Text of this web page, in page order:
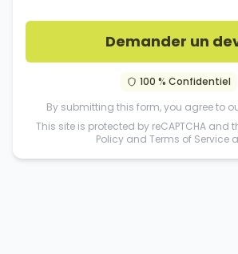
Demander un
100 % Confidentiel
By submitting this form, you agree to
This site is protected by reCAPTCHA and
Policy and Terms of Service